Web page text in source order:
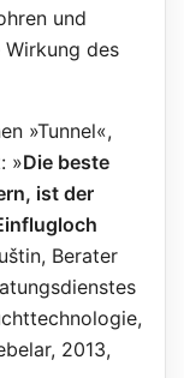
und
Wirkung des
»Tunnel«,
»Die beste
ist der
Berater
2013,